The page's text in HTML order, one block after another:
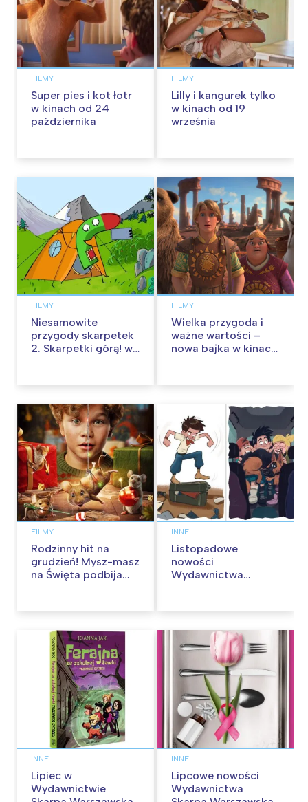
FILMY
Super pies i kot łotr
w kinach od 24
października
FILMY
Lilly i kangurek tylko
w kinach od 19
września
FILMY
Niesamowite
przygody skarpetek
2. Skarpetki górą! w
FILMY
Wielka przygoda i
ważne wartości –
nowa bajka w kinach
FILMY
Rodzinny hit na
grudzień! Mysz-masz
na Święta podbija
INNE
Listopadowe
nowości
Wydawnictwa
INNE
Lipiec w
Wydawnictwie
INNE
Lipcowe nowości
Wydawnictwa